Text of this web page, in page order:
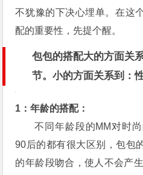
不犹豫的下决心埋单。在这
配的重要性，先提个醒。
包包的搭配大的方面关
节。小的方面关系到：
1：年龄的搭配：
不同年龄段的MM对时
90后的都有很大区别，包包
的年龄段吻合，使人不会产